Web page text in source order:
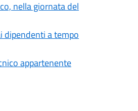
nella giornata del
dipendenti a tempo
appartenente